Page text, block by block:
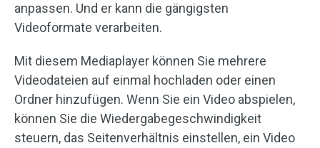
anpassen. Und er kann die gängigsten
Videoformate verarbeiten.
Mit diesem Mediaplayer können Sie mehrere
Videodateien auf einmal hochladen oder einen
Ordner hinzufügen. Wenn Sie ein Video abspielen,
können Sie die Wiedergabegeschwindigkeit
steuern, das Seitenverhältnis einstellen, ein Video